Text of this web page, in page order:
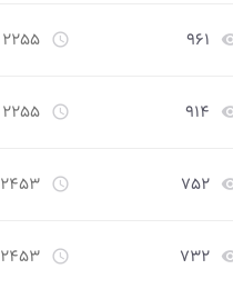
۹۶۱ access_time ۲۲۵۵ روز قبل
۹۱۴ access_time ۲۲۵۵ روز قبل
۷۵۲ access_time ۲۴۵۳ روز قبل
۷۳۲ access_time ۲۴۵۳ روز قبل